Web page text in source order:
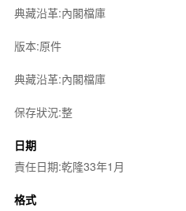
典藏沿革:內閣檔庫
版本:原件
典藏沿革:內閣檔庫
保存狀況:整
日期
責任日期:乾隆33年1月
格式